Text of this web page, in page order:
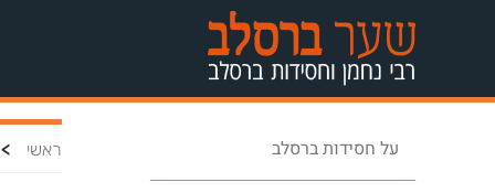
על חסידות ברסלב ראשי >